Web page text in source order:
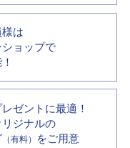
は
ョップで
ゼントに最適！
ジナルの
（有料） をご用意